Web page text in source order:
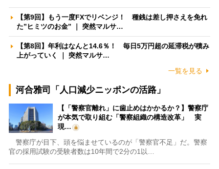
【第9回】もう一度FXでリベンジ！ 種銭は差し押さえを免れ
た”ヒミツのお金” ｜ 突然マルサ…
【第8回】年利はなんと14.6％！ 毎日5万円超の延滞税が積み
上がっていく ｜ 突然マルサ…
一覧を見る
河合雅司「人口減少ニッポンの活路」
【「警察官離れ」に歯止めはかかるか？】警察庁
が本気で取り組む「警察組織の構造改革」 実
現…
警察庁が目下、頭を悩ませているのが「警察官不足」だ。警察
官の採用試験の受験者数は10年間で2分の1以…